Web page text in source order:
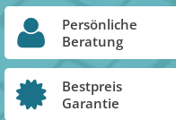
Persönliche
Beratung
Bestpreis
Garantie